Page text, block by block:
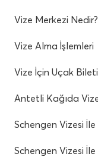
Vize Merkezi Nedir?
Vize Alma İşlemleri
Vize İçin Uçak Bileti
Antetli Kağıda
Schengen Vizesi
Schengen Vizesi